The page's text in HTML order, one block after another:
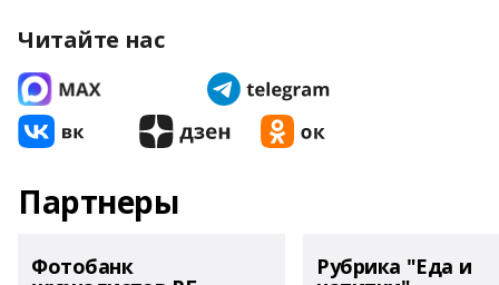
Читайте нас
Партнеры
Фотобанк Рубрика "Еда и